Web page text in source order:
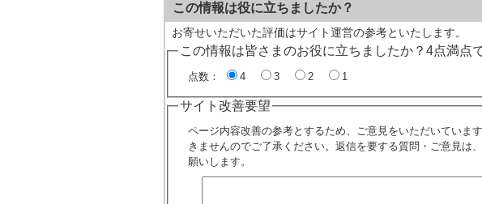
この情報は役に立ちましたか？
お寄せいただいた評価はサイト運営の参考といたします。
この情報は皆さまのお役に立ちましたか？4点満点
点数： 4 3 2 1
サイト改善要望
ページ内容改善の参考とするため、ご意見をいただいていま
きませんのでご了承ください。返信を要する質問・ご意見は
願いします。